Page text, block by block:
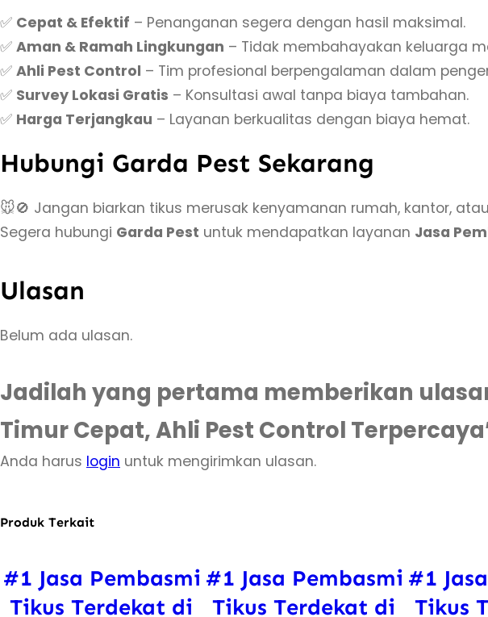
u
s
T
e
r
a
t
a
i
C
e
✅ Cepat & Efektif – Penanganan segera dengan hasil maksimal.
✅ Aman & Ramah Lingkungan – Tidak membahayakan keluarga
✅ Ahli Pest Control – Tim profesional berpengalaman dalam
✅ Survey Lokasi Gratis – Konsultasi awal tanpa biaya tambahan.
✅ Harga Terjangkau – Layanan berkualitas dengan biaya hemat.
Hubungi Garda Pest Sekarang
🐭🚫 Jangan biarkan tikus merusak kenyamanan rumah, kantor,
Segera hubungi Garda Pest untuk mendapatkan layanan Jasa
Ulasan
Belum ada ulasan.
Jadilah yang pertama memberikan
Timur Cepat, Ahli Pest Control
Anda harus login untuk mengirimkan ulasan.
Produk Terkait
#1 Jasa Pembasmi
Tikus Terdekat di
#1 Jasa Pembasmi
Tikus Terdekat di
#1
Tikus